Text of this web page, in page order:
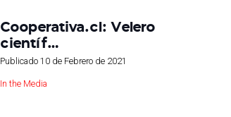
Cooperativa.cl: Velero
científ…
Publicado 10 de Febrero de 2021
In the Media